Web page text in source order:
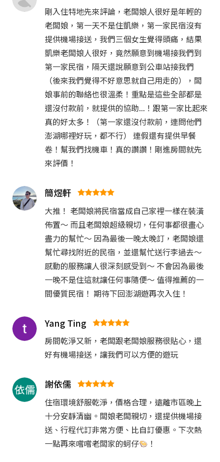
剛入住特地先來評論，老闆娘人很好是年輕的
老闆娘，第一天不是住凱樂，第一家民宿沒有
提供機場接送，我們三個女生覺得頭痛，結果
凱樂老闆娘人很好，竟然願意到機場接我們到
第一家民宿，隔天還說願意到公車站接我們
（後來我們覺得不好意思就自己用走的），闆
娘事前的聯絡也很溫柔！重點是這些全部都是
還沒付款前，就提供的協助...！跟第一家比起來
真的好太多！（第一家還沒付款前，連問他們
澎湖哪裡好玩，都不行） 連假還有提供早餐
卷！幫我們找機車！真的讚讚！剛進房間就先
來評價！
簡煜軒
大推！ 老闆娘將民宿當成自己家裡一樣在裝潢
佈置～ 而且老闆娘超級親切，任何事都很盡心
盡力的幫忙～ 因為最後一晚太晚訂，老闆娘還
幫忙尋找附近的民宿，並還幫忙送行李過去～
感動的服務讓人很深刻感受到～ 不會因為最後
一晚不是住這就讓任何事隨便～ 值得推薦的一
間優質民宿！ 期待下回澎湖遊再次入住！
Yang Ting
房間乾淨又新，老闆跟老闆娘服務很貼心，還
好有機場接送，讓我們可以方便的遊玩
謝依儒
住宿環境舒服乾淨，價格合理，遠離市區晚上
十分安靜清幽。闆娘老闆親切，還提供機場接
送、行程代訂非常方便、比自訂優惠。下次熱
一點再來嚐嚐老闆家的蚵仔
！